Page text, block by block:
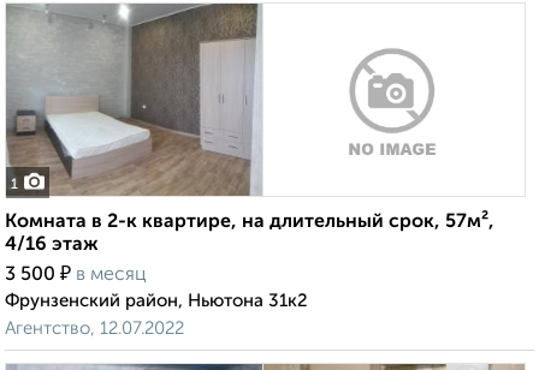
1
Комната в 2-к квартире, на длительный срок, 57м²,
4/16 этаж
3 500 ₽ в месяц
Фрунзенский район, Ньютона 31к2
Агентство, 12.07.2022